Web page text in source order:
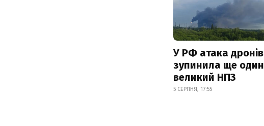
У РФ атака дронів
зупинила ще один
великий НПЗ
5 СЕРПНЯ, 17:55